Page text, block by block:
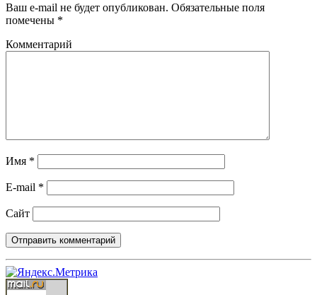
Ваш e-mail не будет опубликован. Обязательные поля
помечены *
Комментарий
Имя *
E-mail *
Сайт